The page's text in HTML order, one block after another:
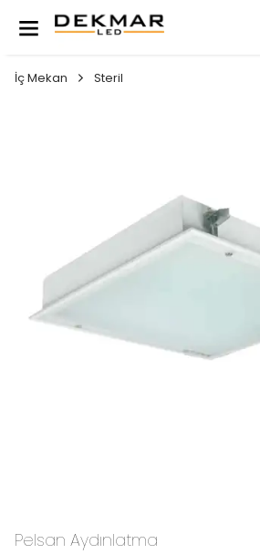
İç Mekan Steril
Pelsan Aydınlatma